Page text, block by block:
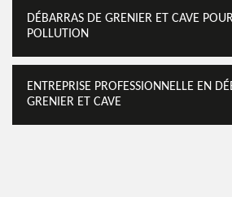
DÉBARRAS DE GRENIER ET CAVE
POLLUTION
ENTREPRISE PROFESSIONNELLE EN
GRENIER ET CAVE